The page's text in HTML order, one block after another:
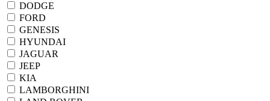
DODGE
FORD
GENESIS
HYUNDAI
JAGUAR
JEEP
KIA
LAMBORGHINI